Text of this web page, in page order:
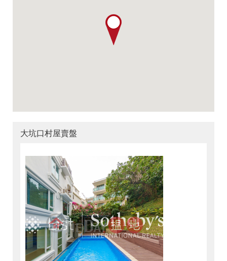
大坑口村屋賣盤